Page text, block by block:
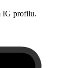
IG profilu.